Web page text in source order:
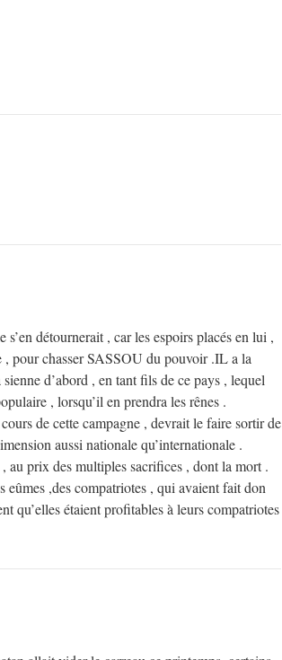
détournerait , car les espoirs placés en lui ,
pour chasser SASSOU du pouvoir .IL a la
d’abord , en tant fils de ce pays , lequel
, lorsqu’il en prendra les rênes .
de cette campagne , devrait le faire sortir de
aussi nationale qu’internationale .
prix des multiples sacrifices , dont la mort .
,des compatriotes , qui avaient fait don
qu’elles étaient profitables à leurs compatriotes